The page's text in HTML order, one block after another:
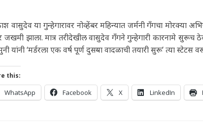
वासुदेव या गुन्हेगारावर नोव्हेंबर महिन्यात जर्मनी गॅंगचा मोरक्या
जखमी झाला. मात्र तरीदेखील वासुदेव गॅंगने गुन्हेगारी कारनामे
यांनी ‘मर्डरला एक वर्ष पूर्ण दुसऱ्या वादळाची तयारी सुरू’
this:
WhatsApp Facebook X LinkedIn